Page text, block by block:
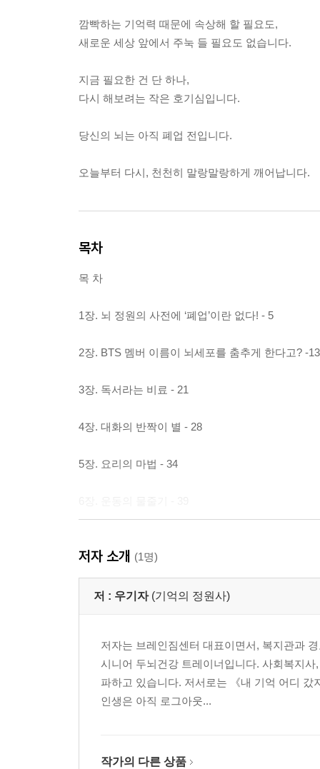
깜빡하는 기억력 때문에 속상해 할 필요도,
새로운 세상 앞에서 주눅 들 필요도 없습니다.
지금 필요한 건 단 하나,
다시 해보려는 작은 호기심입니다.
당신의 뇌는 아직 폐업 전입니다.
오늘부터 다시, 천천히 말랑말랑하게 깨어납니다.
목차
목 차
1장. 뇌 정원의 사전에 ‘폐업’이란 없다! - 5
2장. BTS 멤버 이름이 뇌세포를 춤추게 한다고? -13
3장. 독서라는 비료 - 21
4장. 대화의 반짝이 별 - 28
5장. 요리의 마법 - 34
8장. 휴식과 수면 - 53
10장. 영원한 확장 - 67
저자 소개 (1명)
저 : 우기자 (기억의 정원사)
저자는 브레인짐센터 대표이면서, 복지관과
시니어 두뇌건강 트레이너입니다. 사회복지
파하고 있습니다. 저서로는 《내 기억 어디
인생은 아직 로그아웃...
작가의 다른 상품